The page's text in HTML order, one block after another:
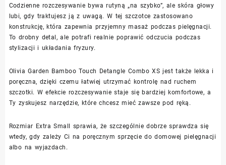
Codzienne rozczesywanie bywa rutyną „na szybko”, ale skóra głowy
lubi, gdy traktujesz ją z uwagą. W tej szczotce zastosowano
konstrukcję, która zapewnia przyjemny masaż podczas pielęgnacji.
To drobny detal, ale potrafi realnie poprawić odczucia podczas
stylizacji i układania fryzury.
Olivia Garden Bamboo Touch Detangle Combo XS jest także lekka i
poręczna, dzięki czemu łatwiej utrzymać kontrolę nad ruchem
szczotki. W efekcie rozczesywanie staje się bardziej komfortowe, a
Ty zyskujesz narzędzie, które chcesz mieć zawsze pod ręką.
Rozmiar Extra Small sprawia, że szczególnie dobrze sprawdza się
wtedy, gdy zależy Ci na poręcznym sprzęcie do domowej pielęgnacji
albo na wyjazdach.